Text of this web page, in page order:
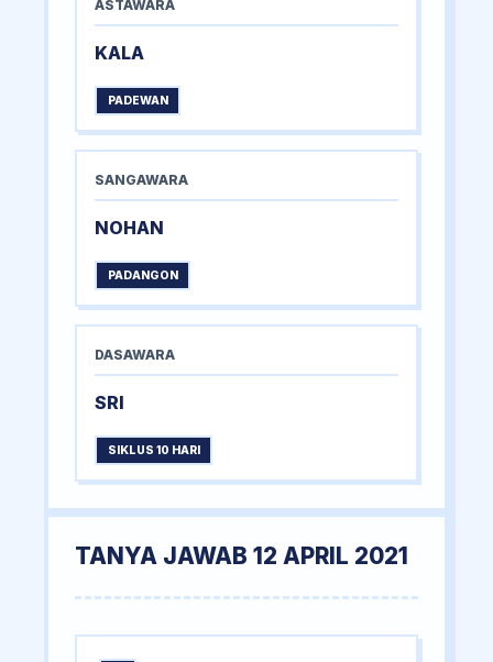
ASTAWARA
KALA
PADEWAN
SANGAWARA
NOHAN
PADANGON
DASAWARA
SRI
SIKLUS 10 HARI
TANYA JAWAB 12 APRIL 2021